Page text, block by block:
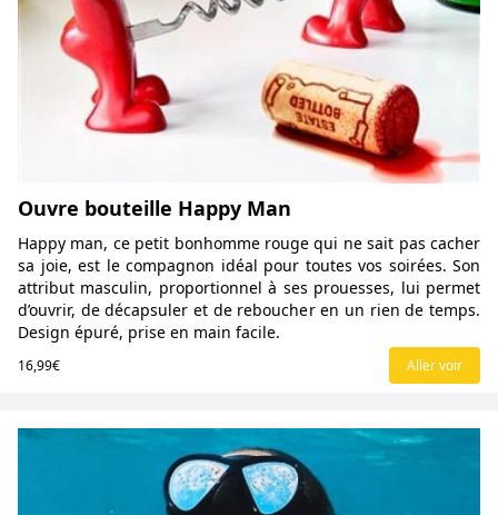
Ouvre bouteille Happy Man
Happy man, ce petit bonhomme rouge qui ne sait pas cacher
sa joie, est le compagnon idéal pour toutes vos soirées. Son
attribut masculin, proportionnel à ses prouesses, lui permet
d’ouvrir, de décapsuler et de reboucher en un rien de temps.
Design épuré, prise en main facile.
16,99€ Aller voir